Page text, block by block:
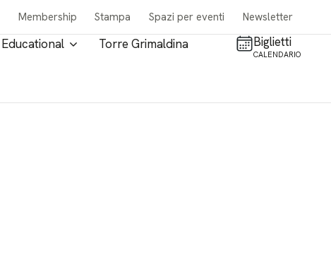
Membership Stampa Spazi per eventi Newsletter
Educational Torre Grimaldina Biglietti
CALENDARIO